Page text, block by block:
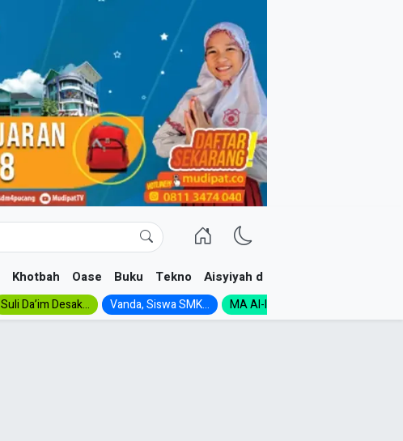
Khotbah Oase Buku Tekno Aisyiyah dan NA
Suli Da’im Desak... Vanda, Siswa SMK... MA Al-Ishlah Gelar...